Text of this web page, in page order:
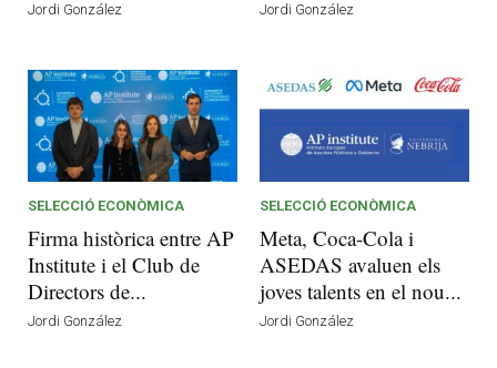
Jordi González Jordi González
SELECCIÓ ECONÒMICA
Firma històrica entre AP
Institute i el Club de
Directors de...
Jordi González
SELECCIÓ ECONÒMICA
Meta, Coca-Cola i
ASEDAS avaluen els
joves talents en el nou...
Jordi González